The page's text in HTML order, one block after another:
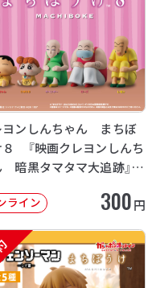
ヨンしんちゃん まちぼ
８ 『映画クレヨンしんち
暗黒タマタマ大追跡』
ライン 300円